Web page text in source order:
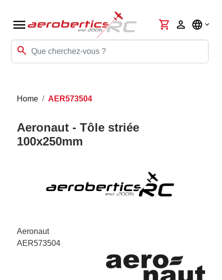
menu
search
shopping_cart person language
Home AER573504
Aeronaut - Tôle striée
100x250mm
Aeronaut
AER573504